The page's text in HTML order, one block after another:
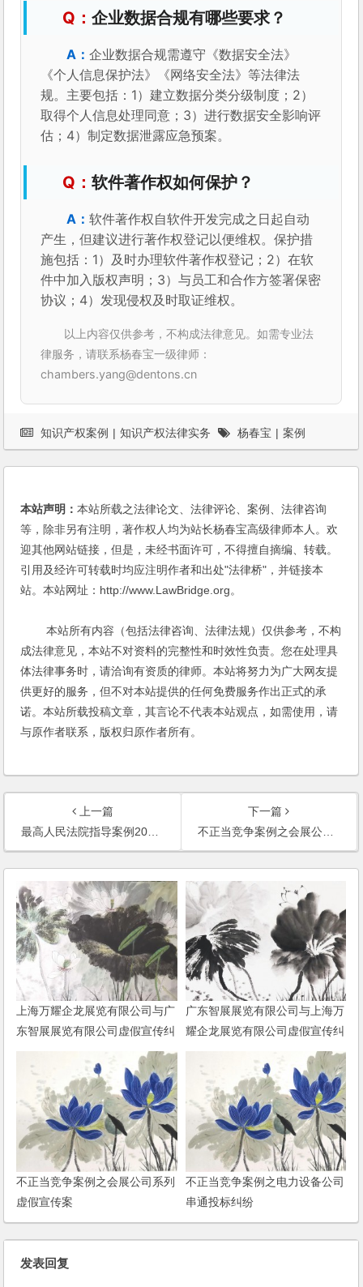
企业数据合规有哪些要求？
企业数据合规需遵守《数据安全法》
《个人信息保护法》《网络安全法》等法律法
规。主要包括：1）建立数据分类分级制度；2）
取得个人信息处理同意；3）进行数据安全影响评
估；4）制定数据泄露应急预案。
软件著作权如何保护？
软件著作权自软件开发完成之日起自动
产生，但建议进行著作权登记以便维权。保护措
施包括：1）及时办理软件著作权登记；2）在软
件中加入版权声明；3）与员工和合作方签署保密
协议；4）发现侵权及时取证维权。
以上内容仅供参考，不构成法律意见。如需专业法
律服务，请联系杨春宝一级律师：
chambers.yang@dentons.cn
知识产权案例 | 知识产权法律实务 杨春宝 | 案例
本站声明：本站所载之法律论文、法律评论、案例、法律咨询
等，除非另有注明，著作权人均为站长杨春宝高级律师本人。欢
迎其他网站链接，但是，未经书面许可，不得擅自摘编、转载。
引用及经许可转载时均应注明作者和出处"法律桥"，并链接本
站。本站网址：http://www.LawBridge.org。
本站所有内容（包括法律咨询、法律法规）仅供参考，不构
成法律意见，本站不对资料的完整性和时效性负责。您在处理具
体法律事务时，请洽询有资质的律师。本站将努力为广大网友提
供更好的服务，但不对本站提供的任何免费服务作出正式的承
诺。本站所载投稿文章，其言论不代表本站观点，如需使用，请
与原作者联系，版权归原作者所有。
上一篇
最高人民法院指导案例20号：深圳市斯瑞曼精细化工有限公司诉深圳市坑梓自来水有限公司、深圳市康泰蓝水处理设备有限公司侵害发明专利权纠纷案
下一篇
不正当竞争案例之会展公司系列虚假宣传案
上海万耀企龙展览有限公司与广
东智展展览有限公司虚假宣传纠
广东智展展览有限公司与上海万
耀企龙展览有限公司虚假宣传纠
不正当竞争案例之会展公司系列
虚假宣传案
不正当竞争案例之电力设备公司
串通投标纠纷
发表回复